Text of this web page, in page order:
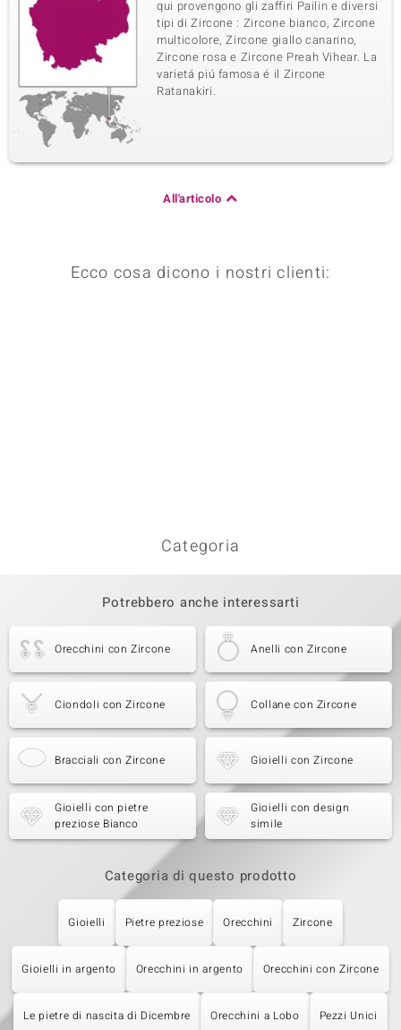
qui provengono gli zaffiri Pailin e diversi
tipi di Zircone : Zircone bianco, Zircone
multicolore, Zircone giallo canarino,
Zircone rosa e Zircone Preah Vihear. La
varietá piú famosa é il Zircone
Ratanakiri.
All'articolo
Ecco cosa dicono i nostri clienti:
Categoria
Potrebbero anche interessarti
Orecchini con Zircone Anelli con Zircone
Ciondoli con Zircone Collane con Zircone
Bracciali con Zircone Gioielli con Zircone
Gioielli con pietre
preziose Bianco
Gioielli con design
simile
Categoria di questo prodotto
Gioielli Pietre preziose Orecchini Zircone
Gioielli in argento Orecchini in argento Orecchini con Zircone
Le pietre di nascita di Dicembre Orecchini a Lobo Pezzi Unici